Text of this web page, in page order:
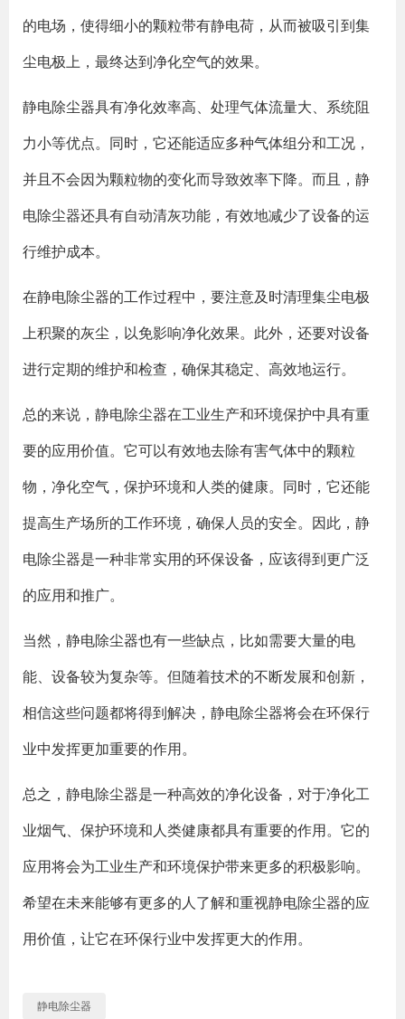
的电场，使得细小的颗粒带有静电荷，从而被吸引到集
尘电极上，最终达到净化空气的效果。
静电除尘器具有净化效率高、处理气体流量大、系统阻
力小等优点。同时，它还能适应多种气体组分和工况，
并且不会因为颗粒物的变化而导致效率下降。而且，静
电除尘器还具有自动清灰功能，有效地减少了设备的运
行维护成本。
在静电除尘器的工作过程中，要注意及时清理集尘电极
上积聚的灰尘，以免影响净化效果。此外，还要对设备
进行定期的维护和检查，确保其稳定、高效地运行。
总的来说，静电除尘器在工业生产和环境保护中具有重
要的应用价值。它可以有效地去除有害气体中的颗粒
物，净化空气，保护环境和人类的健康。同时，它还能
提高生产场所的工作环境，确保人员的安全。因此，静
电除尘器是一种非常实用的环保设备，应该得到更广泛
的应用和推广。
当然，静电除尘器也有一些缺点，比如需要大量的电
能、设备较为复杂等。但随着技术的不断发展和创新，
相信这些问题都将得到解决，静电除尘器将会在环保行
业中发挥更加重要的作用。
总之，静电除尘器是一种高效的净化设备，对于净化工
业烟气、保护环境和人类健康都具有重要的作用。它的
应用将会为工业生产和环境保护带来更多的积极影响。
希望在未来能够有更多的人了解和重视静电除尘器的应
用价值，让它在环保行业中发挥更大的作用。
静电除尘器